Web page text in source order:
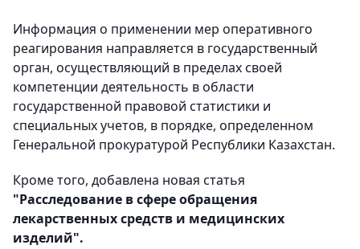
Информация о применении мер оперативного
реагирования направляется в государственный
орган, осуществляющий в пределах своей
компетенции деятельность в области
государственной правовой статистики и
специальных учетов, в порядке, определенном
Генеральной прокуратурой Республики Казахстан.
Кроме того, добавлена новая статья
"Расследование в сфере обращения
лекарственных средств и медицинских
изделий".